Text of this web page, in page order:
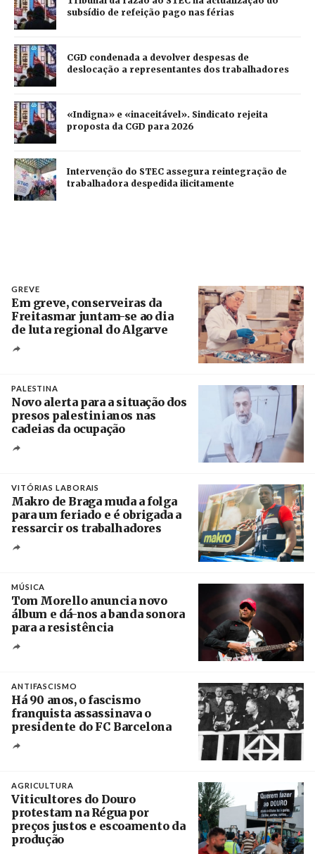
subsídio de refeição pago nas férias
CGD condenada a devolver despesas de
deslocação a representantes dos trabalhadores
«Indigna» e «inaceitável». Sindicato rejeita
proposta da CGD para 2026
Intervenção do STEC assegura reintegração de
trabalhadora despedida ilicitamente
GREVE
Em greve, conserveiras da
Freitasmar juntam-se ao dia
de luta regional do Algarve
PALESTINA
Novo alerta para a situação dos
presos palestinianos nas
cadeias da ocupação
VITÓRIAS LABORAIS
Makro de Braga muda a folga
para um feriado e é obrigada a
ressarcir os trabalhadores
MÚSICA
Tom Morello anuncia novo
álbum e dá-nos a banda sonora
para a resistência
ANTIFASCISMO
Há 90 anos, o fascismo
franquista assassinava o
presidente do FC Barcelona
AGRICULTURA
Viticultores do Douro
protestam na Régua por
preços justos e escoamento da
produção